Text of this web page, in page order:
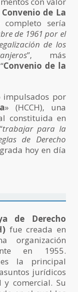
Convenio de La
sería
de 1961 por el
de los
”, más
Convenio de la
impulsados por
» (HCCH), una
constituida en
trabajar para la
de Derecho
hoy en día
de Derecho
fue creada en
organización
en 1955.
es la principal
jurídicos
comercial. Su